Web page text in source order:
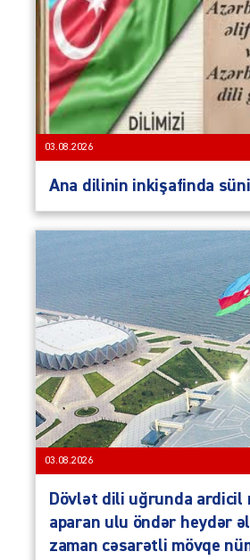
03.08.2026
Ana dilinin inkişafinda
03.08.2026
Dövlət dili uğrunda ardicil
aparan ulu öndər heydər
zaman cəsarətli mövqe